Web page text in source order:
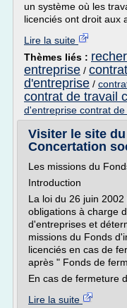
un système où les
licenciés ont droit aux
Lire la suite
Thèmes liés :
entreprise /
d'entreprise /
contrat de travail
d'entreprise contrat de
Visiter le site
Concertation
Les missions du
Introduction
La loi du 26 juin
obligations à charge
d'entreprises et
missions du Fonds
licenciés en cas de
après " Fonds de
En cas de fermeture
Lire la suite